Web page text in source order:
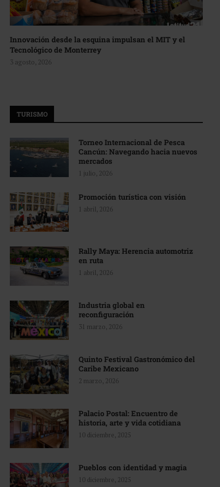
Innovación desde la esquina impulsan el MIT y el
Tecnológico de Monterrey
3 agosto, 2026
TURISMO
Torneo Internacional de Pesca
Cancún: Navegando hacia nuevos
mercados
1 julio, 2026
Promoción turística con visión
1 abril, 2026
Rally Maya: Herencia automotriz
en ruta
1 abril, 2026
Industria global en
reconfiguración
31 marzo, 2026
Quinto Festival Gastronómico del
Caribe Mexicano
2 marzo, 2026
Palacio Postal: Encuentro de
historia, arte y vida cotidiana
10 diciembre, 2025
Pueblos con identidad y magia
10 diciembre, 2025